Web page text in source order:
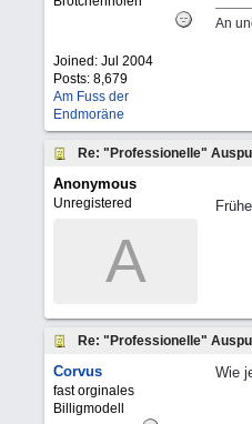
Joined: Jul 2004
Posts: 8,679
Am Fuss der
Endmoräne
An
Re: "Professionelle"
Anonymous
Unregistered
A
Re: "Professionelle"
Corvus
fast orginales
Billigmodell
Wie